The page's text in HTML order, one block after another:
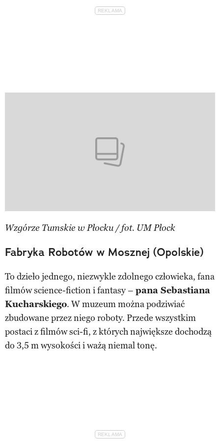
Wzgórze Tumskie w Płocku / fot. UM Płock
Fabryka Robotów w Mosznej (Opolskie)
To dzieło jednego, niezwykle zdolnego człowieka, fana
filmów science-fiction i fantasy – pana Sebastiana
Kucharskiego. W muzeum można podziwiać
zbudowane przez niego roboty. Przede wszystkim
postaci z filmów sci-fi, z których największe dochodzą
do 3,5 m wysokości i ważą niemal tonę.